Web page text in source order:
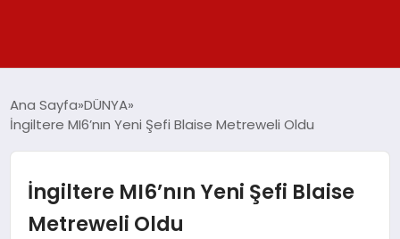
SPOR
YAŞAM
TEKNOLOJİ
Ana Sayfa DÜNYA
İngiltere MI6’nın Yeni Şefi Blaise Metreweli Oldu
İngiltere MI6’nın Yeni Şefi Blaise
Metreweli Oldu